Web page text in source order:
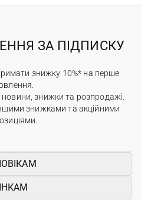
ЗА ПІДПИСКУ
знижку 10%* на перше
знижки та розпродажі.
знижками та акційними